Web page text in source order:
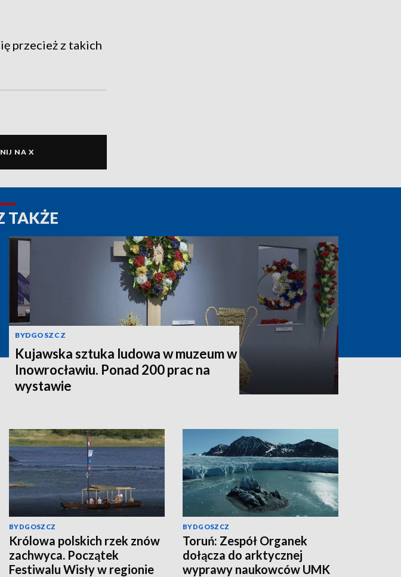
przecież z takich
NA X
TAKŻE
BYDGOSZCZ
Kujawska sztuka ludowa w muzeum w
Inowrocławiu. Ponad 200 prac na
wystawie
BYDGOSZCZ
Królowa polskich rzek znów
zachwyca. Początek
Festiwalu Wisły w regionie
BYDGOSZCZ
Toruń: Zespół Organek
dołącza do arktycznej
wyprawy naukowców UMK